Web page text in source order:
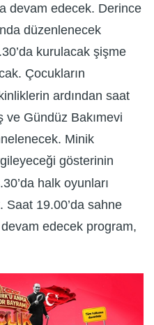
devam edecek. Derince
düzenlenecek
kurulacak şişme
Çocukların
ardından saat
ve Gündüz Bakımevi
Minik
gösterinin
halk oyunları
19.00’da sahne
edecek program,